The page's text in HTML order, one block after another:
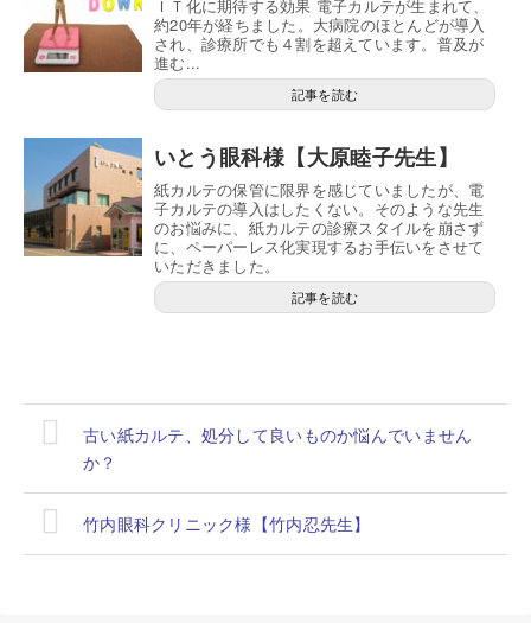
ＩＴ化に期待する効果 電子カルテが生まれて、
約20年が経ちました。大病院のほとんどが導入
され、診療所でも４割を超えています。普及が
進む...
記事を読む
いとう眼科様【大原睦子先生】
紙カルテの保管に限界を感じていましたが、電
子カルテの導入はしたくない。そのような先生
のお悩みに、紙カルテの診療スタイルを崩さず
に、ペーパーレス化実現するお手伝いをさせて
いただきました。
記事を読む
古い紙カルテ、処分して良いものか悩んでいません
か？
竹内眼科クリニック様【竹内忍先生】